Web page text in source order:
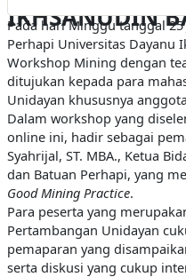
IKHSANUDIN
Pada hari Minggu tanggal 25
Perhapi Universitas Dayanu
Workshop Mining dengan
ditujukan kepada para
Unidayan khususnya
Dalam workshop yang
online ini, hadir sebagai
Syahrijal, ST. MBA., Ketua
dan Batuan Perhapi, yang
Good Mining Practice.
Para peserta yang
Pertambangan Unidayan
pemaparan yang
serta diskusi yang cukup